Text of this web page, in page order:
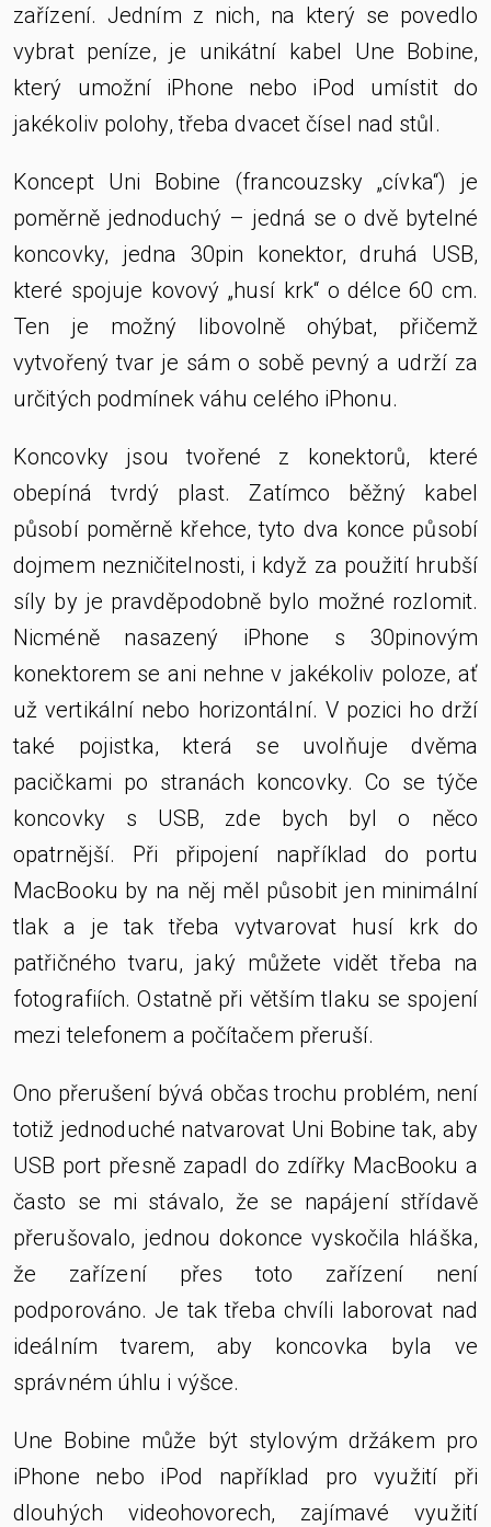
zařízení. Jedním z nich, na který se povedlo
vybrat peníze, je unikátní kabel Une Bobine,
který umožní iPhone nebo iPod umístit do
jakékoliv polohy, třeba dvacet čísel nad stůl.
Koncept Uni Bobine (francouzsky „cívka“) je
poměrně jednoduchý – jedná se o dvě bytelné
koncovky, jedna 30pin konektor, druhá USB,
které spojuje kovový „husí krk“ o délce 60 cm.
Ten je možný libovolně ohýbat, přičemž
vytvořený tvar je sám o sobě pevný a udrží za
určitých podmínek váhu celého iPhonu.
Koncovky jsou tvořené z konektorů, které
obepíná tvrdý plast. Zatímco běžný kabel
působí poměrně křehce, tyto dva konce působí
dojmem nezničitelnosti, i když za použití hrubší
síly by je pravděpodobně bylo možné rozlomit.
Nicméně nasazený iPhone s 30pinovým
konektorem se ani nehne v jakékoliv poloze, ať
už vertikální nebo horizontální. V pozici ho drží
také pojistka, která se uvolňuje dvěma
pacičkami po stranách koncovky. Co se týče
koncovky s USB, zde bych byl o něco
opatrnější. Při připojení například do portu
MacBooku by na něj měl působit jen minimální
tlak a je tak třeba vytvarovat husí krk do
patřičného tvaru, jaký můžete vidět třeba na
fotografiích. Ostatně při větším tlaku se spojení
mezi telefonem a počítačem přeruší.
Ono přerušení bývá občas trochu problém, není
totiž jednoduché natvarovat Uni Bobine tak, aby
USB port přesně zapadl do zdířky MacBooku a
často se mi stávalo, že se napájení střídavě
přerušovalo, jednou dokonce vyskočila hláška,
že zařízení přes toto zařízení není
podporováno. Je tak třeba chvíli laborovat nad
ideálním tvarem, aby koncovka byla ve
správném úhlu i výšce.
Une Bobine může být stylovým držákem pro
iPhone nebo iPod například pro využití při
dlouhých videohovorech, zajímavé využití